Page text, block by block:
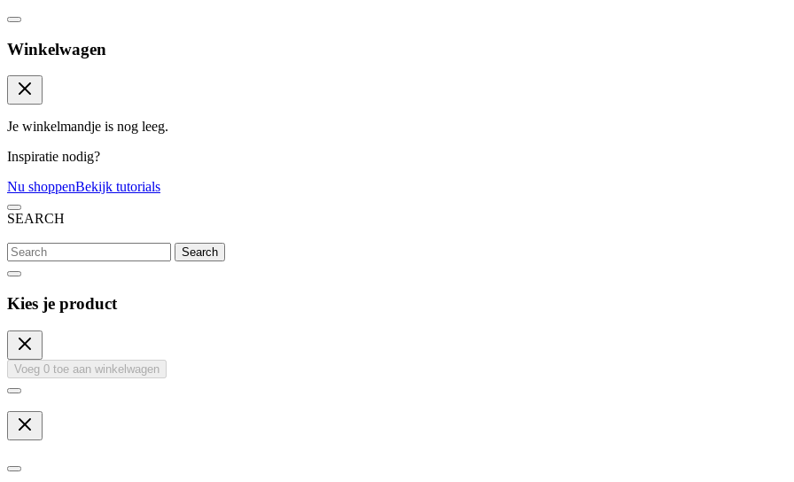
Winkelwagen
Je winkelmandje is nog leeg.
Inspiratie nodig?
Nu shoppenBekijk tutorials
SEARCH
Search
Kies je product
Voeg 0 toe aan winkelwagen